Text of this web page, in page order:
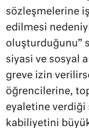
sözleşmelerine
edilmesi
oluşturduğunu”
siyasi ve sosyal
greve izin
öğrencilerine,
eyaletine
kabiliyetini